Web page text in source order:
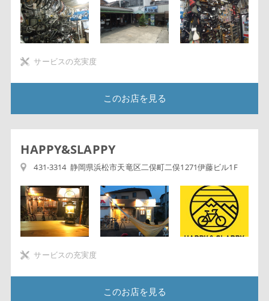
サービスの充実度
このお店を見る
HAPPY&SLAPPY
431-3314 静岡県浜松市天竜区二俣町二俣1271伊藤ビル1F
サービスの充実度
このお店を見る